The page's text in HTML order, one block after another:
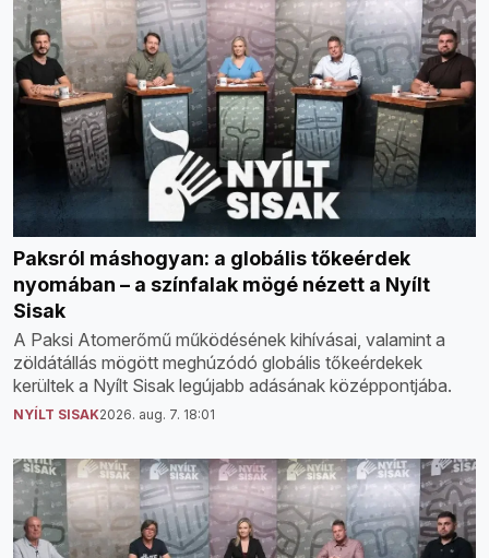
Paksról máshogyan: a globális tőkeérdek
nyomában – a színfalak mögé nézett a Nyílt
Sisak
A Paksi Atomerőmű működésének kihívásai, valamint a
zöldátállás mögött meghúzódó globális tőkeérdekek
kerültek a Nyílt Sisak legújabb adásának középpontjába.
NYÍLT SISAK2026. aug. 7. 18:01